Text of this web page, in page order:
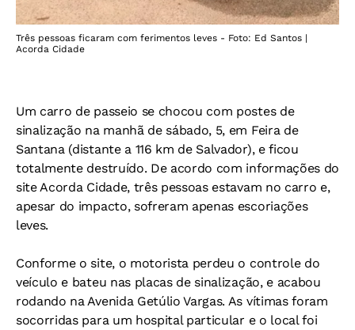
Três pessoas ficaram com ferimentos leves - Foto: Ed Santos |
Acorda Cidade
Um carro de passeio se chocou com postes de
sinalização na manhã de sábado, 5, em Feira de
Santana (distante a 116 km de Salvador), e ficou
totalmente destruído. De acordo com informações do
site Acorda Cidade, três pessoas estavam no carro e,
apesar do impacto, sofreram apenas escoriações
leves.
Conforme o site, o motorista perdeu o controle do
veículo e bateu nas placas de sinalização, e acabou
rodando na Avenida Getúlio Vargas. As vítimas foram
socorridas para um hospital particular e o local foi